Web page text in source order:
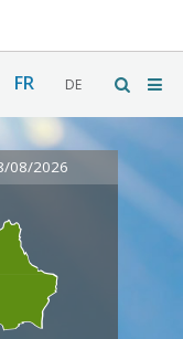
FR DE
08/2026